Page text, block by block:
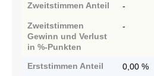
Zweitstimmen Anteil -
Zweitstimmen
Gewinn und Verlust
in %-Punkten
-
Erststimmen Anteil 0,00 %